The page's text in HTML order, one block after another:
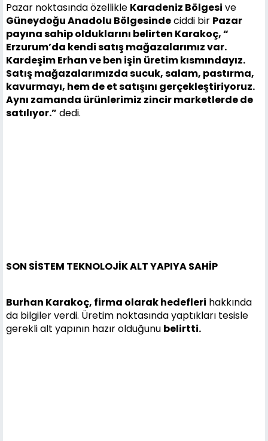
Pazar noktasında özellikle Karadeniz Bölgesi ve
Güneydoğu Anadolu Bölgesindeciddi bir Pazar
payına sahip olduklarını belirten Karakoç, “
Erzurum’da kendi satış mağazalarımız var.
Kardeşim Erhan ve ben işin üretim kısmındayız.
Satış mağazalarımızda sucuk, salam, pastırma,
kavurmayı, hem de et satışını gerçekleştiriyoruz.
Aynı zamanda ürünlerimiz zincir marketlerde de
satılıyor.” dedi.
SON SİSTEM TEKNOLOJİK ALT YAPIYA SAHİP
Burhan Karakoç, firma olarak hedefleri hakkında
da bilgiler verdi. Üretim noktasında yaptıkları tesisle
gerekli alt yapının hazır olduğunu belirtti.